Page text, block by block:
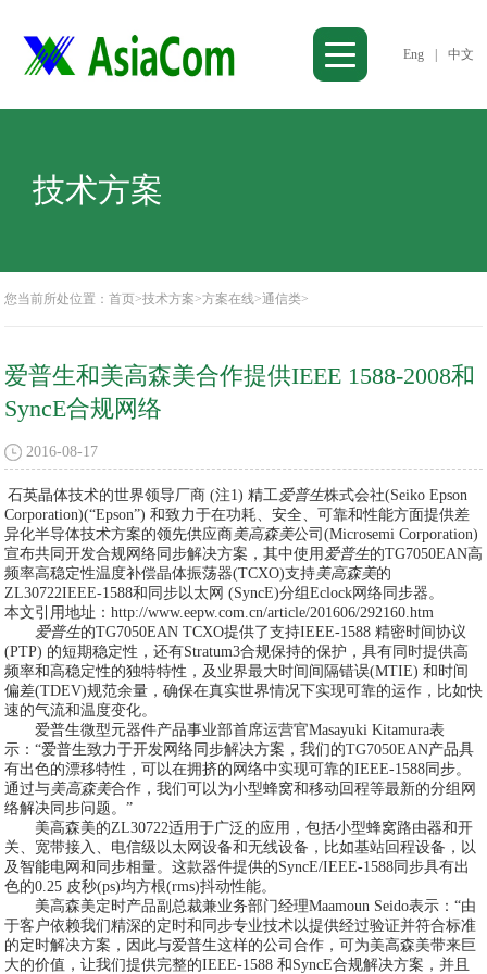
Eng 中文
技术方案
您当前所处位置： 首页>技术方案>方案在线>通信类>
爱普生和美高森美合作提供IEEE 1588-2008和
SyncE合规网络
2016-08-17
石英晶体技术的世界领导厂商(注1) 精工爱普生株式会社(Seiko Epson
Corporation)(“Epson”) 和致力于在功耗、安全、可靠和性能方面提供差
异化半导体技术方案的领先供应商美高森美公司 (Microsemi Corporation)
宣布共同开发合规网络同步解决方案，其中使用爱普生的TG7050EAN高
频率高稳定性温度补偿晶体振荡器(TCXO)支持美高森美的
ZL30722IEEE-1588和同步以太网 (SyncE)分组 Eclock网络同步器。
本文引用地址： http://www.eepw.com.cn/article/201606/292160.htm
爱普生的TG7050EAN TCXO提供了支持IEEE-1588 精密时间协议
(PTP) 的短期稳定性，还有Stratum3合规保持的保护，具有同时提供高
频率和高稳定性的独特特性，及业界最大时间间隔错误(MTIE) 和时间
偏差(TDEV)规范余量，确保在真实世界情况下实现可靠的运作，比如快
速的气流和温度变化。
爱普生微型元器件产品事业部首席运营官Masayuki Kitamura表
示： “爱普生致力于开发网络同步解决方案，我们的TG7050EAN产品具
有出色的漂移特性，可以在拥挤的网络中实现可靠的IEEE-1588同步。
通过与美高森美合作，我们可以为小型蜂窝和移动回程等最新的分组网
络解决同步问题。 ”
美高森美的ZL30722适用于广泛的应用，包括小型蜂窝路由器和开
关、宽带接入、电信级以太网设备和无线设备，比如基站回程设备，以
及智能电网和同步相量。这款器件提供的SyncE/IEEE-1588同步具有出
色的0.25 皮秒(ps)均方根(rms)抖动性能。
美高森美定时产品副总裁兼业务部门经理Maamoun Seido表示： “由
于客户依赖我们精深的定时和同步专业技术以提供经过验证并符合标准
的定时解决方案，因此与爱普生这样的公司合作，可为美高森美带来巨
大的价值，让我们提供完整的IEEE-1588 和 SyncE合规解决方案，并且